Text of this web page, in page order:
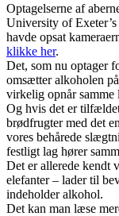
Optagelserne af
University of
havde opsat
klikke her.
Det, som nu optager
omsætter alkoholen
virkelig opnår samme
Og hvis det er
brødfrugter med det
vores behårede
festligt lag hører
Det er allerede kendt
elefanter – lader til
indeholder alkohol.
Det kan man læse